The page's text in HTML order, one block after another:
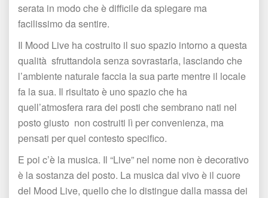
erata in modo che è difficile da spiegare ma
facilissimo da sentire.
Il Mood Live ha costruito il suo spazio intorno a questa
qualità sfruttandola senza sovrastarla, lasciando che
l’ambiente naturale faccia la sua parte mentre il locale
fa la sua. Il risultato è uno spazio che ha
quell’atmosfera rara dei posti che sembrano nati nel
posto giusto non costruiti lì per convenienza, ma
pensati per quel contesto specifico.
E poi c’è la musica. Il “Live” nel nome non è decorativo
è la sostanza del posto. La musica dal vivo è il cuore
del Mood Live, quello che lo distingue dalla massa dei